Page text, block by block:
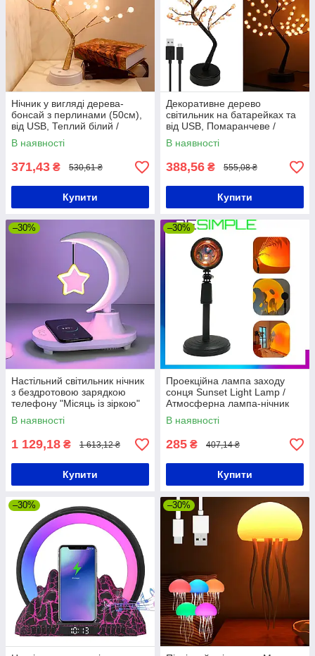
Нічник у вигляді дерева-
бонсай з перлинами (50см),
від USB, Теплий білий /
Світильник-дерево
В наявності
371,43 ₴ 530,61 ₴
Купити
Декоративне дерево
світильник на батарейках та
від USB, Помаранчеве /
Настільний світильник нічник
В наявності
388,56 ₴ 555,08 ₴
Купити
–30%
Настільний світильник нічник
з бездротовою зарядкою
телефону "Місяць із зіркою"
TB-35SLIWBT / Блютуз
колонка
В наявності
1 129,18 ₴ 1 613,12 ₴
Купити
–30%
Проекційна лампа заходу
сонця Sunset Light Lamp /
Атмосферна лампа-нічник
USB що імітує захід сонця
20х7см
В наявності
285 ₴ 407,14 ₴
Купити
–30% –30%